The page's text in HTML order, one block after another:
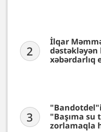
2
İlqar
xəbərdarlıq
3
"Başıma su
zorlamaqla